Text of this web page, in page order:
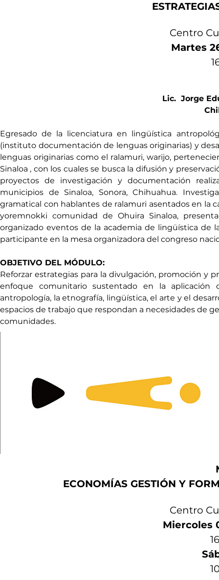
Centro
Martes
Lic.  Jorge
Egresado de la licenciatura en lingüística
(instituto documentación de lenguas originarias) y
lenguas originarias como el ralamuri, warijo,
Sinaloa , con los cuales se busca la difusión y
proyectos de investigación y documentación
municipios de Sinaloa, Sonora, Chihuahua.
gramatical con hablantes de ralamuri asentados en la
yoremnokki comunidad de Ohuira Sinaloa,
organizado eventos de la academia de lingüística de
participante en la mesa organizadora del congreso
OBJETIVO DEL MÓDULO:
Reforzar estrategias para la divulgación, promoción y
enfoque comunitario sustentado en la aplicación
antropología, la etnografía, lingüística, el arte y el
espacios de trabajo que respondan a necesidades de
comunidades.
ECONOMÍAS GESTIÓN Y
Centro
Miercoles